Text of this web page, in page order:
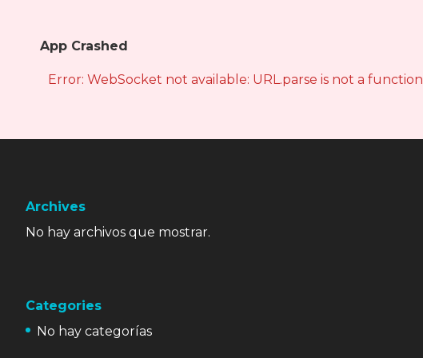
App Crashed
Error: WebSocket not available: URL.parse is not a function
Archives
No hay archivos que mostrar.
Categories
No hay categorías